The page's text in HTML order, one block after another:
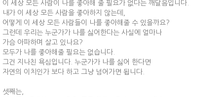
이 세상 모든 사람이 나를 좋아해 줄 필요가 없다는 깨달음입니다.
내가 이 세상 모든 사람을 좋아하지 않는데,
어떻게 이 세상 모든 사람들이 나를 좋아해줄 수 있을까요?
그런데 우리는 누군가가 나를 싫어한다는 사실에 얼마나
가슴 아파하며 살고 있나요?
모두가 나를 좋아해줄 필요는 없습니다.
그건 지나친 욕심입니다. 누군가가 나를 싫어 한다면
자연의 이치인가 보다 하고 그냥 넘어가면 됩니다.
셋째는,